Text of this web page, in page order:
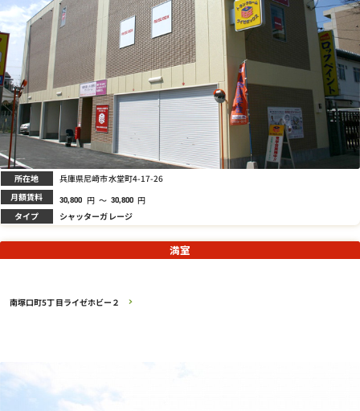
所在地 兵庫県尼崎市水堂町4-17-26
月額賃料 30,800 円 ～ 30,800 円
タイプ シャッターガレージ
南塚口町5丁目ライゼホビー２
満室